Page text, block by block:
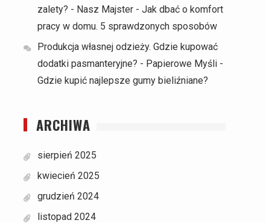
zalety? - Nasz Majster - Jak dbać o komfort
pracy w domu. 5 sprawdzonych sposobów
Produkcja własnej odzieży. Gdzie kupować
dodatki pasmanteryjne? - Papierowe Myśli -
Gdzie kupić najlepsze gumy bieliźniane?
ARCHIWA
sierpień 2025
kwiecień 2025
grudzień 2024
listopad 2024